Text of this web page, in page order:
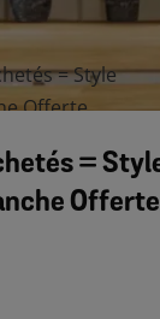
= Style
Offerte